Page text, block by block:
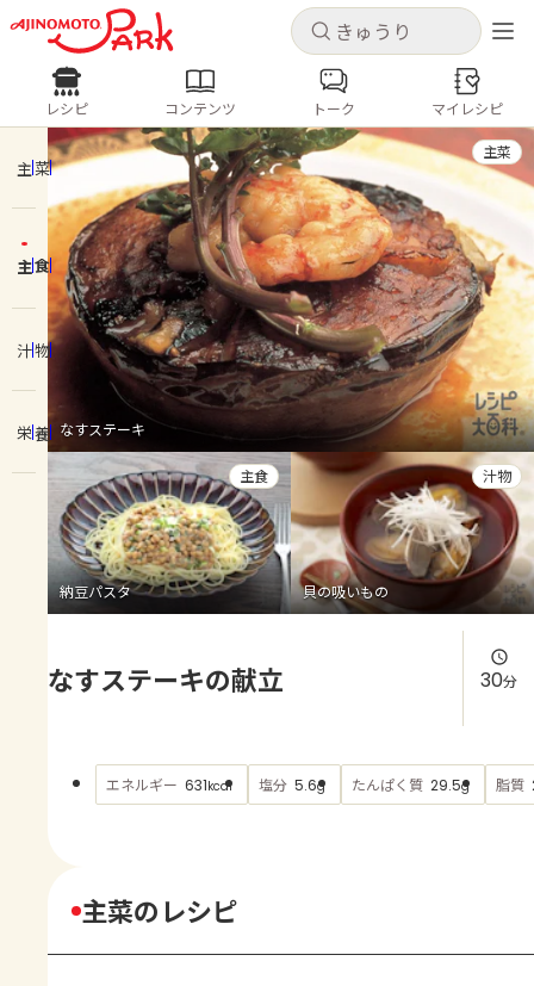
キャンセル
ログインするとレシピを保存できます
ログイン 新規登録
ホーム
コンテンツ
レシピ
トーク
よくあるお問い合わせ
お買い物
AJINOMOTO PARK とは
キャンセル
レシピ コンテンツ
人気の食材・レシピ
きゅうり なす トマト
とうもろこし
ピーマン
みょうが ゴーヤ
レシピ コンテンツ トーク マイレシピ
主菜
主食
汁物
栄養 なすステーキ
主菜
納豆パスタ
主食
貝の吸いもの
汁物
なすステーキの献立 30分
エネルギー 631kcal 塩分 5.6g たんぱく質 29.5g 脂質
主菜のレシピ